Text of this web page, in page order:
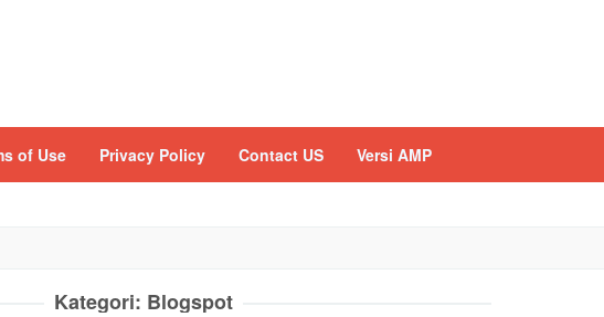
of Use Privacy Policy Contact US Versi AMP
Kategori: Blogspot